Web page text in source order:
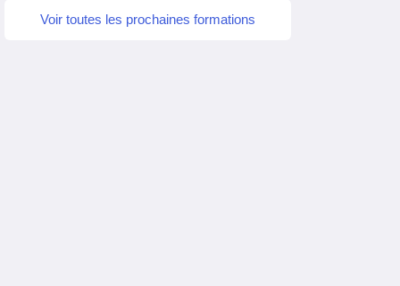
Voir toutes les prochaines formations